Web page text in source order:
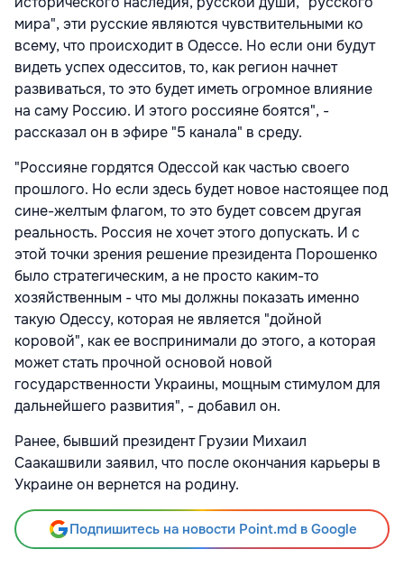
мира", эти русские являются чувствительными ко
всему, что происходит в Одессе. Но если они будут
видеть успех одесситов, то, как регион начнет
развиваться, то это будет иметь огромное влияние
на саму Россию. И этого россияне боятся", -
рассказал он в эфире "5 канала" в среду.
"Россияне гордятся Одессой как частью своего
прошлого. Но если здесь будет новое настоящее под
сине-желтым флагом, то это будет совсем другая
реальность. Россия не хочет этого допускать. И с
этой точки зрения решение президента Порошенко
было стратегическим, а не просто каким-то
хозяйственным - что мы должны показать именно
такую Одессу, которая не является "дойной
коровой", как ее воспринимали до этого, а которая
может стать прочной основой новой
государственности Украины, мощным стимулом для
дальнейшего развития", - добавил он.
Ранее, бывший президент Грузии Михаил
Саакашвили заявил, что после окончания карьеры в
Украине он вернется на родину.
Подпишитесь на новости Point.md в Google